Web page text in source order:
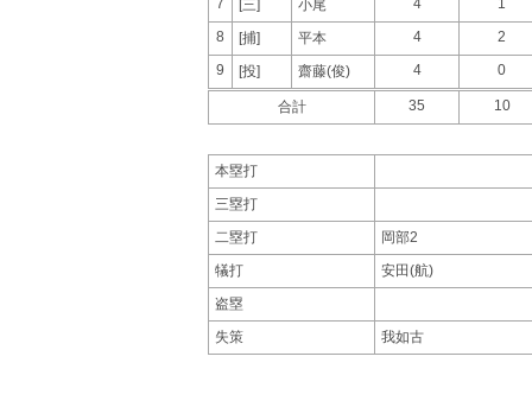
7
[三] 小尾 4
1
8
[捕] 平本 4
2
9
[投] 齋藤(俊) 4 0
合計 35 10
本塁打
三塁打
二塁打
岡部2
犠打
安田(航)
盗塁
失策
我如古